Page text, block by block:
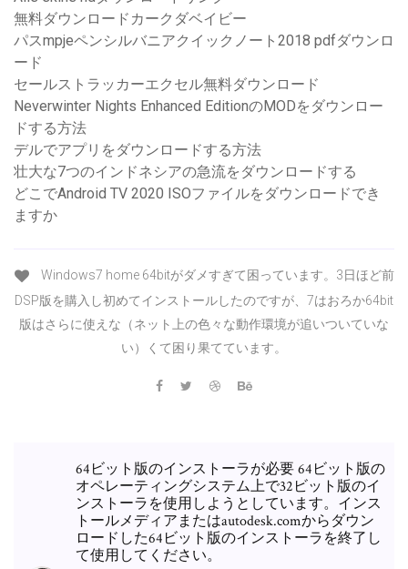
無料ダウンロードカークダベイビー
パスmpjeペンシルバニアクイックノート2018 pdfダウンロ
ード
セールストラッカーエクセル無料ダウンロード
Neverwinter Nights Enhanced EditionのMODをダウンロー
ドする方法
デルでアプリをダウンロードする方法
壮大な7つのインドネシアの急流をダウンロードする
どこでAndroid TV 2020 ISOファイルをダウンロードでき
ますか
Windows7 home 64bitがダメすぎて困っています。3日ほど前
DSP版を購入し初めてインストールしたのですが、7はおろか64bit
版はさらに使えな（ネット上の色々な動作環境が追いついていな
い）くて困り果てています。
64ビット版のインストーラが必要 64ビット版の
オペレーティングシステム上で32ビット版のイ
ンストーラを使用しようとしています。インス
トールメディアまたはautodesk.comからダウン
ロードした64ビット版のインストーラを終了し
て使用してください。